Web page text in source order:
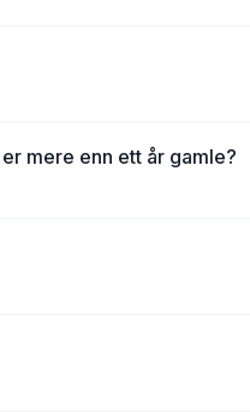
mere enn ett år gamle?